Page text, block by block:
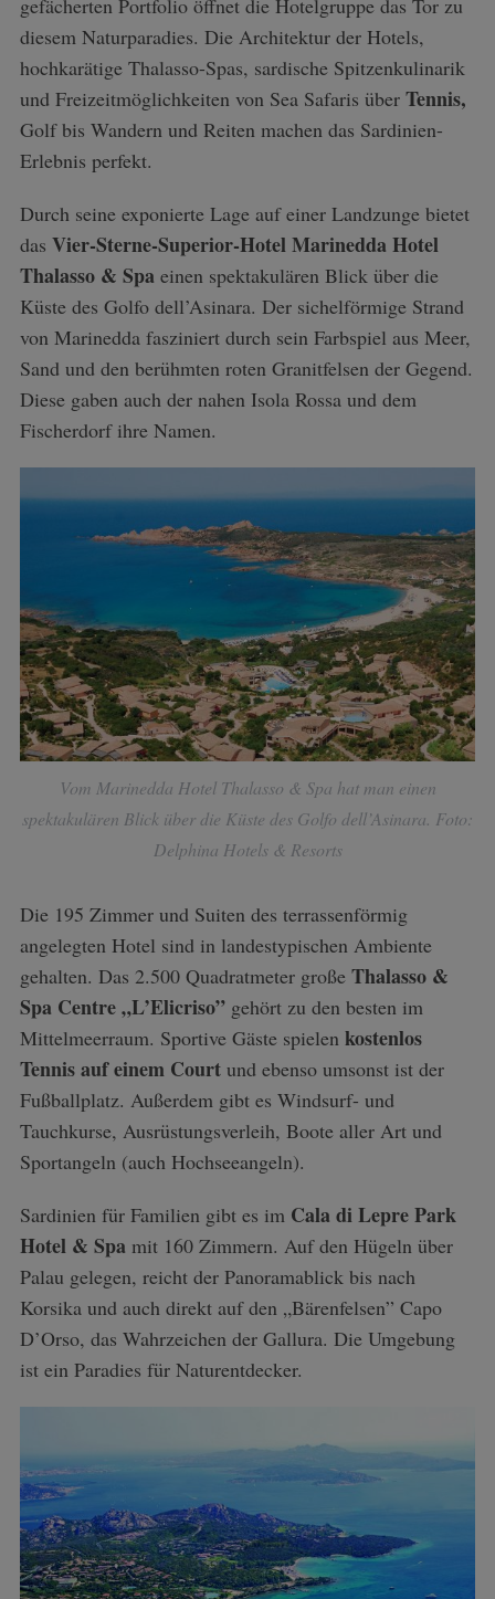
gefächerten Portfolio öffnet die Hotelgruppe das Tor zu
diesem Naturparadies. Die Architektur der Hotels,
hochkarätige Thalasso-Spas, sardische Spitzenkulinarik
und Freizeitmöglichkeiten von Sea Safaris über Tennis,
Golf bis Wandern und Reiten machen das Sardinien-
Erlebnis perfekt.
Durch seine exponierte Lage auf einer Landzunge bietet
das Vier-Sterne-Superior-Hotel Marinedda Hotel
Thalasso & Spa einen spektakulären Blick über die
Küste des Golfo dell’Asinara. Der sichelförmige Strand
von Marinedda fasziniert durch sein Farbspiel aus Meer,
Sand und den berühmten roten Granitfelsen der Gegend.
Diese gaben auch der nahen Isola Rossa und dem
Fischerdorf ihre Namen.
Vom Marinedda Hotel Thalasso & Spa hat man einen
spektakulären Blick über die Küste des Golfo dell’Asinara. Foto:
Delphina Hotels & Resorts
Die 195 Zimmer und Suiten des terrassenförmig
angelegten Hotel sind in landestypischen Ambiente
gehalten. Das 2.500 Quadratmeter große Thalasso &
Spa Centre „L’Elicriso”gehört zu den besten im
Mittelmeerraum. Sportive Gäste spielen kostenlos
Tennis auf einem Courtund ebenso umsonst ist der
Fußballplatz. Außerdem gibt es Windsurf- und
Tauchkurse, Ausrüstungsverleih, Boote aller Art und
Sportangeln (auch Hochseeangeln).
Sardinien für Familien gibt es im Cala di Lepre Park
Hotel & Spa mit 160 Zimmern. Auf den Hügeln über
Palau gelegen, reicht der Panoramablick bis nach
Korsika und auch direkt auf den „Bärenfelsen” Capo
D’Orso, das Wahrzeichen der Gallura. Die Umgebung
ist ein Paradies für Naturentdecker.